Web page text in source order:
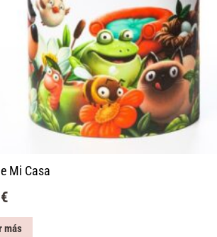
Mi Casa
€
más